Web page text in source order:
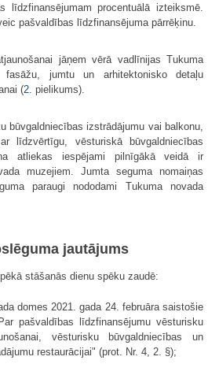
līdzfinansējumam procentuālā izteiksmē.
pašvaldības līdzfinansējuma pārrēķinu.
jāņem vērā vadlīnijas Tukuma
fasāžu, jumtu un arhitektonisko detaļu
(2. pielikums).
būvgaldniecības izstrādājumu vai balkonu,
līdzvērtīgu, vēsturiskā būvgaldniecības
atliekas iespējami pilnīgākā veidā ir
muzejiem. Jumta seguma nomaiņas
paraugi nododami Tukuma novada
jautājums
stāšanās dienu spēku zaudē:
domes 2021. gada 24. februāra saistošie
pašvaldības līdzfinansējumu vēsturisku
vēsturisku būvgaldniecības un
restaurācijai" (prot. Nr. 4, 2. §);